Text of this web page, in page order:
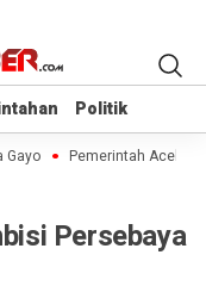
Politik
Politik
Pemerintah Aceh
Persebaya